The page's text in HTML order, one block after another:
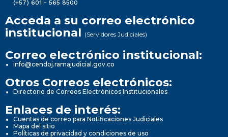
(+57) 601 - 565 8500
Acceda a su correo electrónico
institucional (Servidores Judiciales)
Correo electrónico institucional:
info@cendoj.ramajudicial.gov.co
Otros Correos electrónicos:
Directorio de Correos Electrónicos Institucionales
Enlaces de interés:
Cuentas de correo para Notificaciones Judiciales
Mapa del sitio
Políticas de privacidad y condiciones de uso